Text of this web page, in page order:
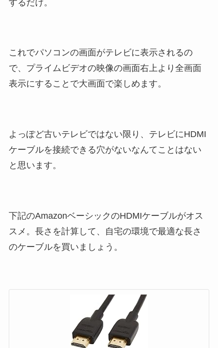
するだけ。
これでパソコンの画面がテレビに表示されるの
で、プライムビデオの映像の画面右上より全画面
表示にすることで大画面で楽しめます。
よっぽど古いテレビではない限り、テレビにHDMI
ケーブルを接続できる穴がないなんてことはない
と思います。
下記のAmazonベーシックのHDMIケーブルがオス
スメ。長さを計算して、自宅の環境で最適な長さ
のケーブルを買いましょう。